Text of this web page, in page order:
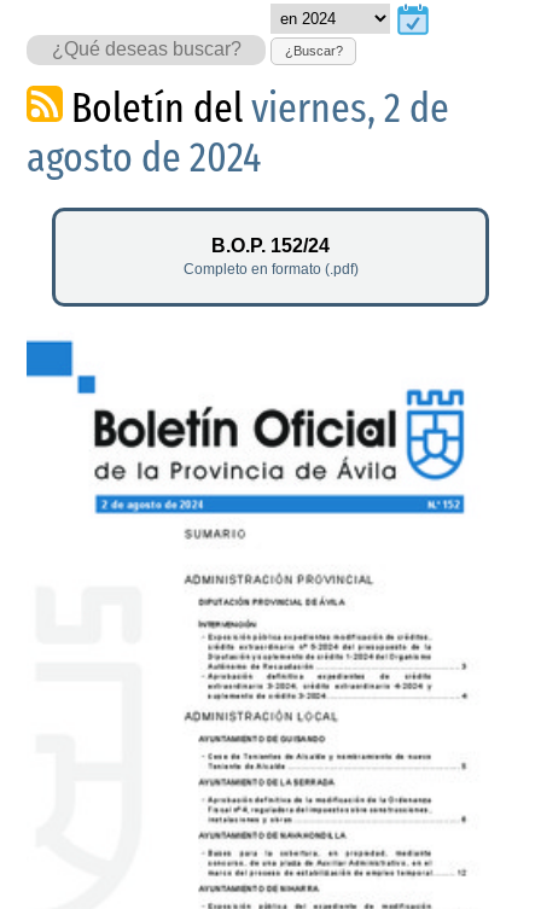
¿Buscar?
Boletín delviernes, 2 de
agosto de 2024
B.O.P. 152/24
Completo en formato (.pdf)